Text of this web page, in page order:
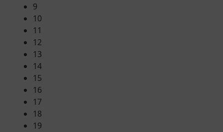
9
10
11
12
13
14
15
16
17
18
19